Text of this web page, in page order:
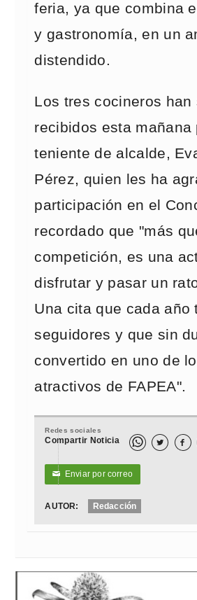
feria, ya que combina
y gastronomía, en un
distendido.
Los tres cocineros han
recibidos esta mañana
teniente de alcalde,
Pérez, quien les ha
participación en el
recordado que "más
competición, es una
disfrutar y pasar un
Una cita que cada año
seguidores y que sin
convertido en uno de
atractivos de FAPEA".
Redes sociales
Compartir Noticia  
✉ Enviar por correo
AUTOR: Redacción